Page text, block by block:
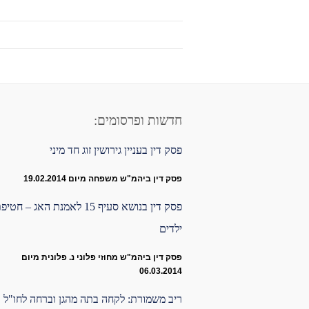
חדשות ופרסומים:
פסק דין בעניין גירושין זוג חד מיני
פסק דין ביהמ"ש משפחה מיום 19.02.2014
פסק דין בנושא סעיף 15 לאמנת האג –
ילדים
פסק דין ביהמ"ש מחוזי פלוני נ. פלונית מיום
06.03.2014
ריב משמורת: לקחה בתה מהגן וברחה לחו"ל